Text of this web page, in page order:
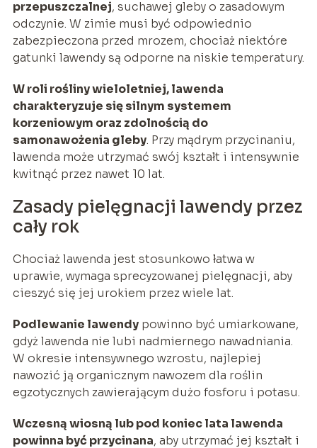
przepuszczalnej, suchawej gleby o zasadowym
odczynie. W zimie musi być odpowiednio
zabezpieczona przed mrozem, chociaż niektóre
gatunki lawendy są odporne na niskie temperatury.
W roli rośliny wieloletniej, lawenda
charakteryzuje się silnym systemem
korzeniowym oraz zdolnością do
samonawożenia gleby. Przy mądrym przycinaniu,
lawenda może utrzymać swój kształt i intensywnie
kwitnąć przez nawet 10 lat.
Zasady pielęgnacji lawendy przez
cały rok
Chociaż lawenda jest stosunkowo łatwa w
uprawie, wymaga sprecyzowanej pielęgnacji, aby
cieszyć się jej urokiem przez wiele lat.
Podlewanie lawendypowinno być umiarkowane,
gdyż lawenda nie lubi nadmiernego nawadniania.
W okresie intensywnego wzrostu, najlepiej
nawozić ją organicznym nawozem dla roślin
egzotycznych zawierającym dużo fosforu i potasu.
Wczesną wiosną lub pod koniec lata lawenda
powinna być przycinana, aby utrzymać jej kształt i